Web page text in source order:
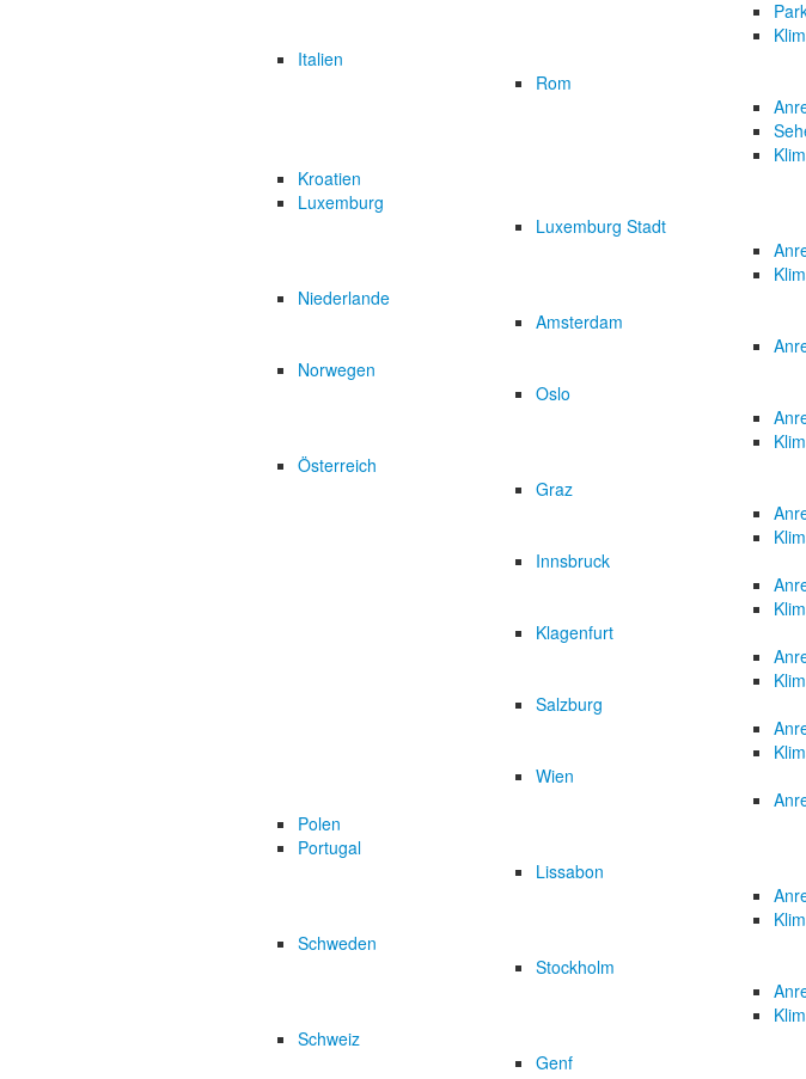
Italien
Rom
Kroatien
Luxemburg
Luxemburg Stadt
Niederlande
Amsterdam
Norwegen
Oslo
Österreich
Graz
Innsbruck
Klagenfurt
Salzburg
Wien
Polen
Portugal
Lissabon
Schweden
Stockholm
Schweiz
Genf